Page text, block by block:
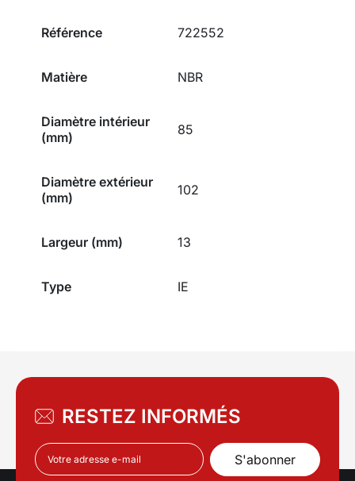
Référence 722552
Matière NBR
Diamètre intérieur
(mm)
85
Diamètre extérieur
(mm)
102
Largeur (mm) 13
Type IE
RESTEZ INFORMÉS